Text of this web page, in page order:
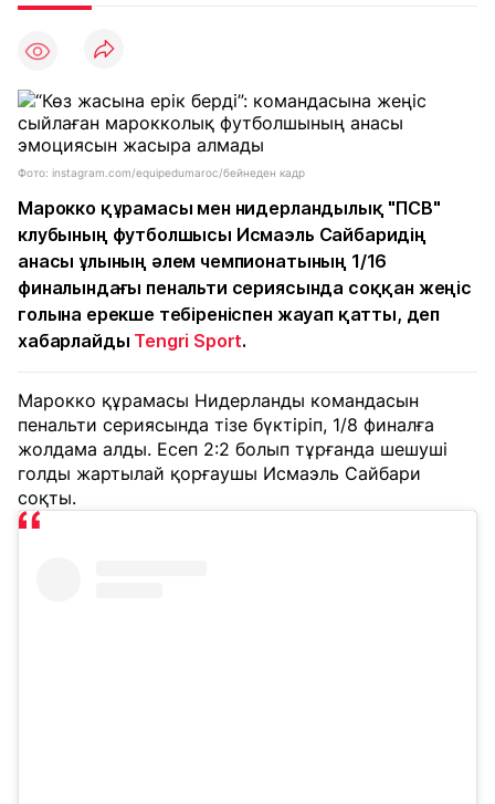
Фото: instagram.com/equipedumaroc/бейнеден кадр
Марокко құрамасы мен нидерландылық "ПСВ"
клубының футболшысы Исмаэль Сайбаридің
анасы ұлының әлем чемпионатының 1/16
финалындағы пенальти сериясында соққан жеңіс
голына ерекше тебіреніспен жауап қатты, деп
хабарлайды Tengri Sport.
Марокко құрамасы Нидерланды командасын
пенальти сериясында тізе бүктіріп, 1/8 финалға
жолдама алды. Есеп 2:2 болып тұрғанда шешуші
голды жартылай қорғаушы Исмаэль Сайбари
соқты.